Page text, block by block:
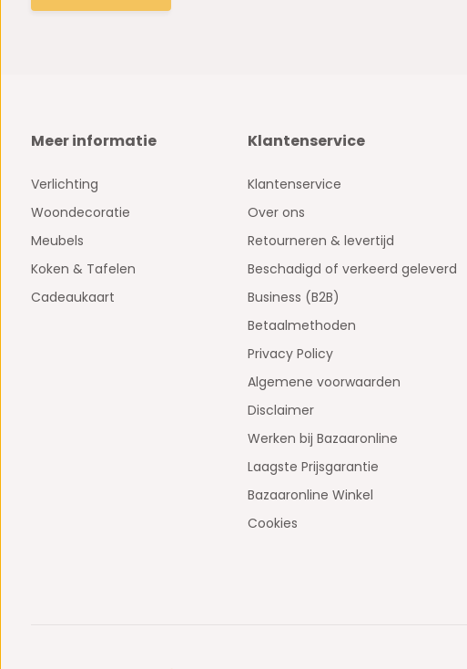
Meer informatie
Verlichting
Woondecoratie
Meubels
Koken & Tafelen
Cadeaukaart
Klantenservice
Klantenservice
Over ons
Retourneren & levertijd
Beschadigd of verkeerd geleverd
Business (B2B)
Betaalmethoden
Privacy Policy
Algemene voorwaarden
Disclaimer
Werken bij Bazaaronline
Laagste Prijsgarantie
Bazaaronline Winkel
Cookies